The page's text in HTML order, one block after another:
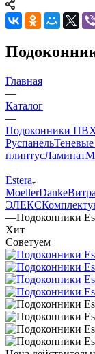
Главная
—
Каталог
—
Подоконники
Руспанель
плинтусЛаминат
—
Estera
MoellerDanke
ЭЛЕКС
—Подоконники
Хит
Советуем